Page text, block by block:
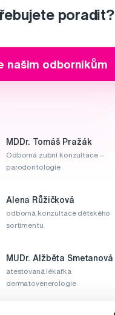
poradit?
našim odborníkům
MDDr. Tomáš Pražák
Odborná zubní konzultace –
parodontologie
Alena Růžičková
odborná konzultace dětského
sortimentu
MUDr. Alžběta Smetanová
atestovaná lékařka
dermatovenerologie